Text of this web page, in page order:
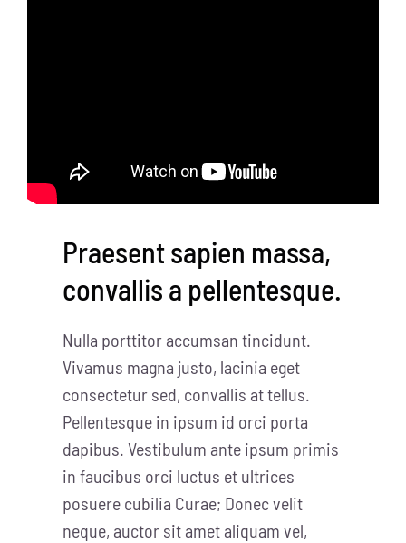
Praesent sapien massa,
convallis a pellentesque.
Nulla porttitor accumsan tincidunt.
Vivamus magna justo, lacinia eget
consectetur sed, convallis at tellus.
Pellentesque in ipsum id orci porta
dapibus. Vestibulum ante ipsum primis
in faucibus orci luctus et ultrices
posuere cubilia Curae; Donec velit
neque, auctor sit amet aliquam vel,